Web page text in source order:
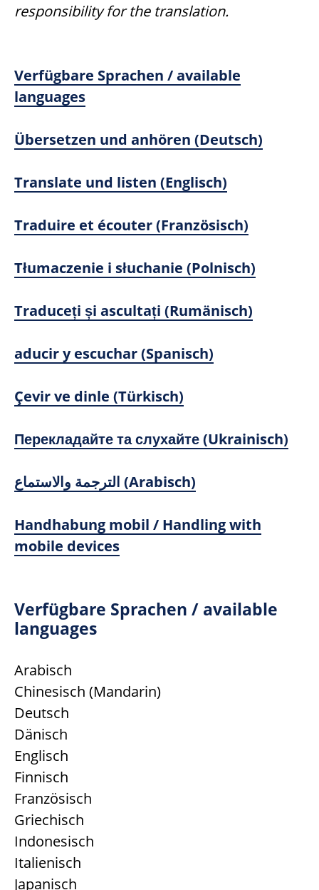
responsibility for the translation.
Verfügbare Sprachen / available
languages
Übersetzen und anhören (Deutsch)
Translate und listen (Englisch)
Traduire et écouter (Französisch)
Tłumaczenie i słuchanie (Polnisch)
Traduceți și ascultați (Rumänisch)
aducir y escuchar (Spanisch)
Çevir ve dinle (Türkisch)
Перекладайте та слухайте (Ukrainisch)
الترجمة والاستماع (Arabisch)
Handhabung mobil / Handling with
mobile devices
Verfügbare Sprachen / available
languages
Arabisch
Chinesisch (Mandarin)
Deutsch
Dänisch
Englisch
Finnisch
Französisch
Griechisch
Indonesisch
Italienisch
Japanisch